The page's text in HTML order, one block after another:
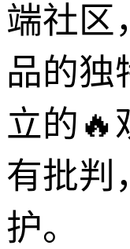
端社区
品的独
立的🔥
有批判
护。